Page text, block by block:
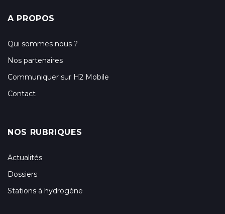
A PROPOS
Qui sommes nous ?
Nos partenaires
Communiquer sur H2 Mobile
Contact
NOS RUBRIQUES
Actualités
Dossiers
Stations à hydrogène